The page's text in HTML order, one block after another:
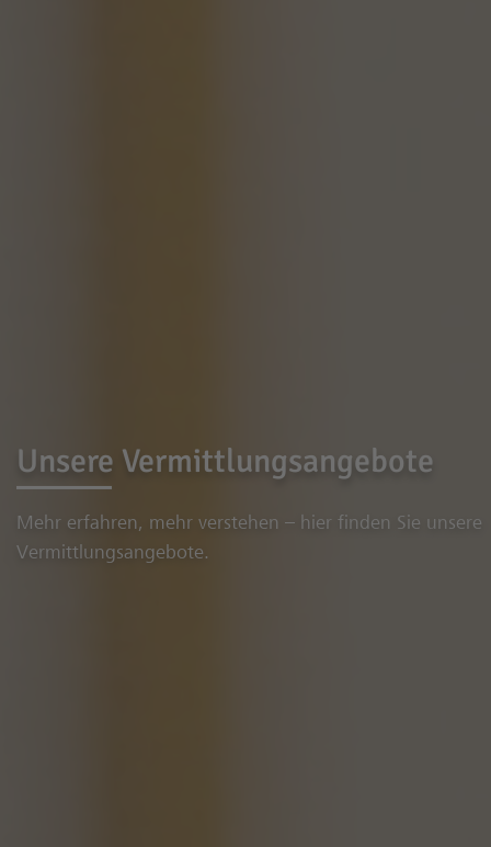
Unsere Vermittlungsangebote
Mehr erfahren, mehr verstehen – hier finden Sie unsere
Vermittlungsangebote.